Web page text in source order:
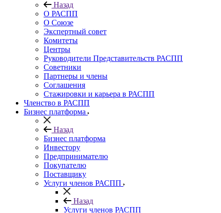
Назад
О РАСПП
О Союзе
Экспертный совет
Комитеты
Центры
Руководители Представительств РАСПП
Советники
Партнеры и члены
Соглашения
Стажировки и карьера в РАСПП
Членство в РАСПП
Бизнес платформа
Назад
Бизнес платформа
Инвестору
Предпринимателю
Покупателю
Поставщику
Услуги членов РАСПП
Назад
Услуги членов РАСПП